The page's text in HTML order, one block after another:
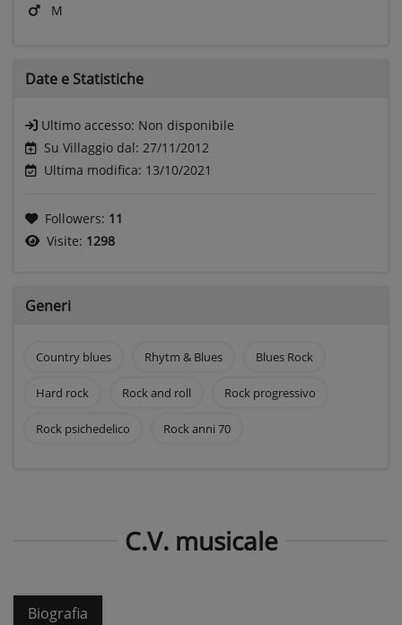
M
Date e Statistiche
Ultimo accesso: Non disponibile
Su Villaggio dal: 27/11/2012
Ultima modifica: 13/10/2021
Followers: 11
Visite: 1298
Generi
Country blues Rhytm & Blues Blues Rock
Hard rock Rock and roll Rock progressivo
Rock psichedelico Rock anni 70
C.V. musicale
Biografia